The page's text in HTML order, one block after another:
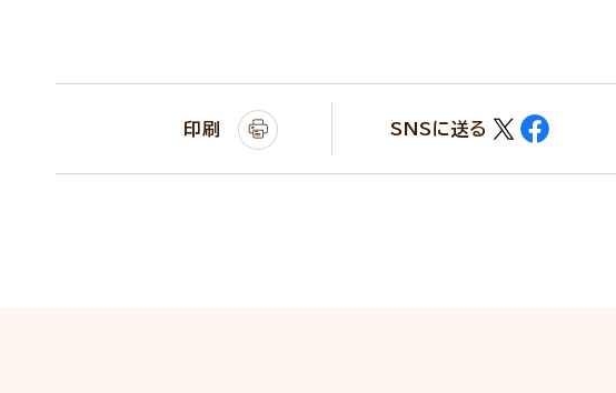
印刷 SNSに送る